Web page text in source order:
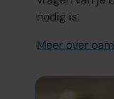
nodig is.
Meer over